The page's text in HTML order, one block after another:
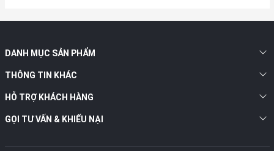
Camera trước 12 MP trên iPad Pro M4 đã được di chuyển tới
cạnh viền bên để tăng cường trải nghiệm gọi video. Ngoài ra,
thiện khả năng quét tài liệu. Camera sau 12 MP hỗ trợ quay
DANH MỤC SẢN PHẨM
THÔNG TIN KHÁC
HỖ TRỢ KHÁCH HÀNG
GỌI TƯ VẤN & KHIẾU NẠI